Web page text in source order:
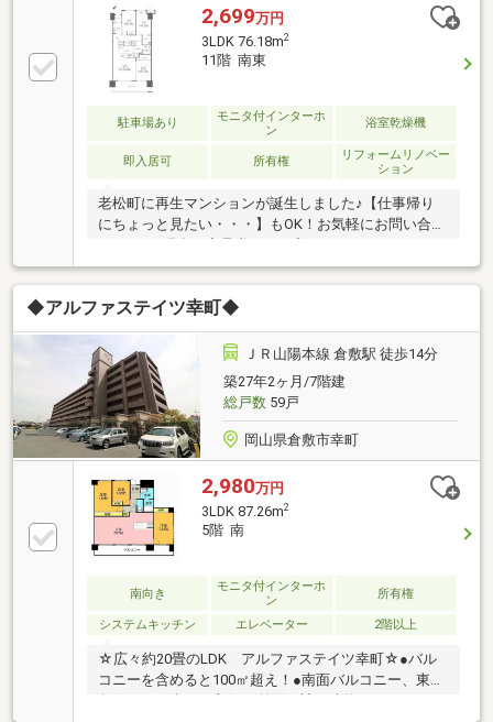
グ張替、建具・玄関収納・カーテンレール交換、畳表
替■設備：全室LED照明新設、ハウスクリーニング他担
当者：宅建士／2級FP技能士／介護福祉士/賃貸不動産
経営管理士買い替え・住宅ローン・将来の資金計画ま
でトータルプロデュースいたします。
2,699万円
3LDK 76.18m2
11階 南東
駐車場あり
モニタ付インターホ
ン
浴室乾燥機
即入居可 所有権
リフォームリノベー
ション
老松町に再生マンションが誕生しました♪【仕事帰り
にちょっと見たい・・・】もOK！お気軽にお問い合わ
中です。プレゼントはお引渡し後のお渡しとなりま
す。対象期間：2026年6月1日～2026年8月31日まで詳
細はスタッフまでお問い合わせください♪
◆アルファステイツ幸町◆
ＪＲ山陽本線 倉敷駅 徒歩14分
築27年2ヶ月/7階建
総戸数59戸
岡山県倉敷市幸町
2,980万円
3LDK 87.26m2
5階 南
南向き
モニタ付インターホ
ン
所有権
システムキッチン エレベーター 2階以上
☆広々約20畳のLDK アルファステイツ幸町☆●バル
コニーを含めると100㎡超え！●南面バルコニー、東側